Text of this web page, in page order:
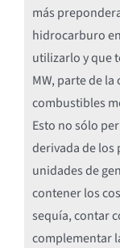
más
hidrocarburo
utilizarlo y que
MW, parte de
combustibles
Esto no sólo
derivada de los
unidades de
contener los
sequía, contar
complementar